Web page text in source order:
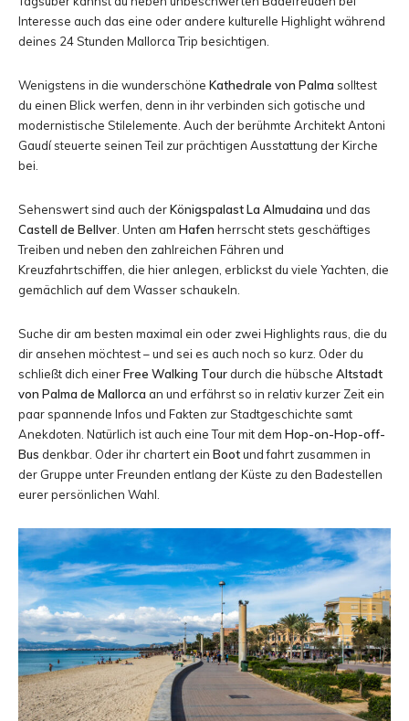
Interesse auch das eine oder andere kulturelle Highlight während
deines 24 Stunden Mallorca Trip besichtigen.
Wenigstens in die wunderschöne Kathedrale von Palma solltest
du einen Blick werfen, denn in ihr verbinden sich gotische und
modernistische Stilelemente. Auch der berühmte Architekt Antoni
Gaudí steuerte seinen Teil zur prächtigen Ausstattung der Kirche
bei.
Sehenswert sind auch derKönigspalast La Almudaina und das
Castell de Bellver . Unten am Hafen herrscht stets geschäftiges
Treiben und neben den zahlreichen Fähren und
Kreuzfahrtschiffen, die hier anlegen, erblickst du viele Yachten, die
gemächlich auf dem Wasser schaukeln.
Suche dir am besten maximal ein oder zwei Highlights raus, die du
dir ansehen möchtest – und sei es auch noch so kurz. Oder du
schließt dich einerFree Walking Tour durch die hübsche Altstadt
von Palma de Mallorca an und erfährst so in relativ kurzer Zeit ein
paar spannende Infos und Fakten zur Stadtgeschichte samt
Anekdoten. Natürlich ist auch eine Tour mit dem Hop-on-Hop-off-
Bus denkbar. Oder ihr chartert ein Bootund fahrt zusammen in
der Gruppe unter Freunden entlang der Küste zu den Badestellen
eurer persönlichen Wahl.